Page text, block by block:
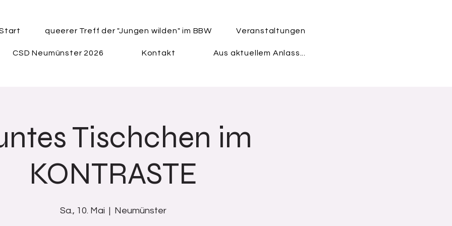
queerer Treff der "Jungen wilden" im BBW Veranstaltungen
CSD Neumünster 2026 Kontakt Aus aktuellem Anlass...
Tischchen im
KONTRASTE
Sa., 10. Mai
  |
Neumünster